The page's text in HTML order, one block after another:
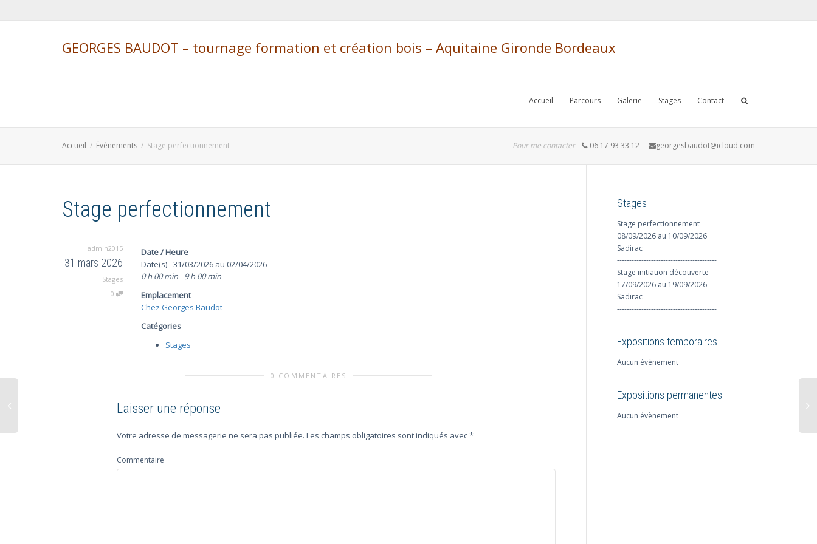
GEORGES BAUDOT – tournage formation et création bois – Aquitaine Gironde Bordeaux
Accueil Parcours Galerie Stages Contact
Accueil Évènements Stage perfectionnement Pour me contacter 06 17 93 33 12 georgesbaudot@icloud.com
Stage perfectionnement
admin2015
31 mars 2026
Stages
0
Date / Heure
Date(s) - 31/03/2026 au 02/04/2026
0 h 00 min - 9 h 00 min
Emplacement
Chez Georges Baudot
Catégories
Stages
0 COMMENTAIRES
Laisser une réponse
Votre adresse de messagerie ne sera pas publiée. Les champs obligatoires sont indiqués avec*
Commentaire
Stages
Stage perfectionnement
08/09/2026 au 10/09/2026
Sadirac
-----------------------------------------
Stage initiation découverte
17/09/2026 au 19/09/2026
Sadirac
-----------------------------------------
Expositions temporaires
Aucun évènement
Expositions permanentes
Aucun évènement